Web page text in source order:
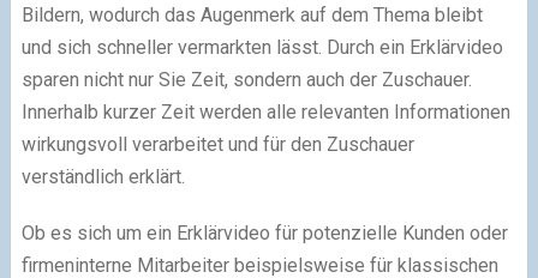
Bildern, wodurch das Augenmerk auf dem Thema bleibt
und sich schneller vermarkten lässt. Durch ein Erklärvideo
sparen nicht nur Sie Zeit, sondern auch der Zuschauer.
Innerhalb kurzer Zeit werden alle relevanten Informationen
wirkungsvoll verarbeitet und für den Zuschauer
verständlich erklärt.
Ob es sich um ein Erklärvideo für potenzielle Kunden oder
firmeninterne Mitarbeiter beispielsweise für klassischen